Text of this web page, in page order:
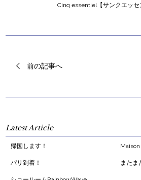
Cinq essentiel【サンクエッセ
前の記事へ
Latest Article
帰国します！
パリ到着！ またま